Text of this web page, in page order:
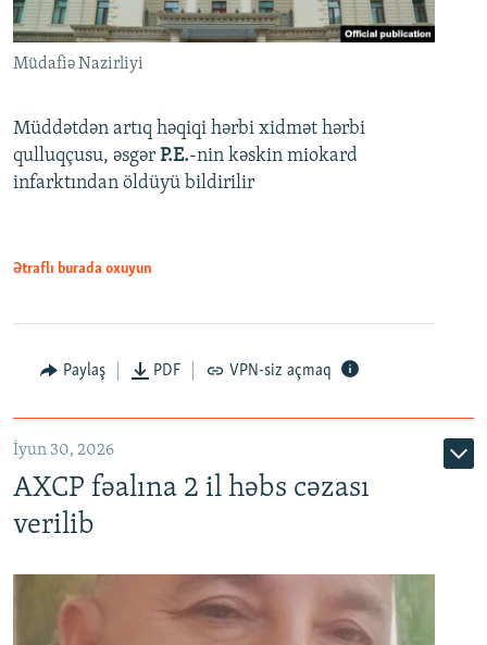
Müdafiə Nazirliyi
Müddətdən artıq həqiqi hərbi xidmət hərbi
qulluqçusu, əsgər P.E.-nin kəskin miokard
infarktından öldüyü bildirilir
Ətraflı burada oxuyun
Paylaş PDF VPN-siz açmaq
İyun 30, 2026
AXCP fəalına 2 il həbs cəzası
verilib